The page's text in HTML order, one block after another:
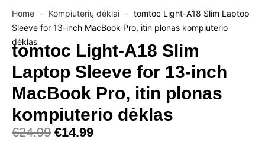
Home - Kompiuterių dėklai - tomtoc Light-A18 Slim Laptop
Sleeve for 13-inch MacBook Pro, itin plonas kompiuterio
dėklas
tomtoc Light-A18 Slim
Laptop Sleeve for 13-inch
MacBook Pro, itin plonas
kompiuterio dėklas
€24.99 Original
€14.99Current